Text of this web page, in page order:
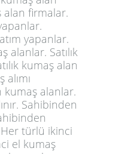
alan firmalar.
yapanlar.
alanlar. Satılık
kumaş alan
alımı
kumaş alanlar.
Sahibinden
türlü ikinci
el kumaş